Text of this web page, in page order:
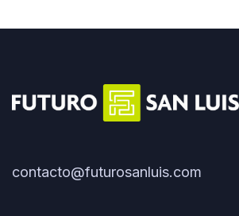
contacto@futurosanluis.com